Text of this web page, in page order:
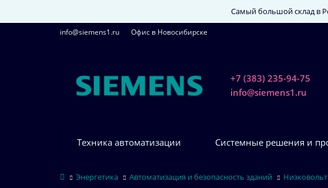
Самый большой склад в
info@siemens1.ru Офис в Новосибирске
+7 (383) 235-94-75
info@siemens1.ru
Техника автоматизации Системные решения и
Энергетика Автоматизация и безопасность зданий